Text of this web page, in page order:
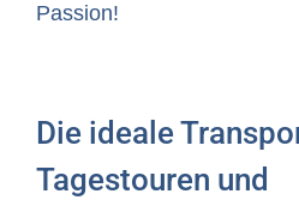
Passion!
Die ideale
Tagestouren und